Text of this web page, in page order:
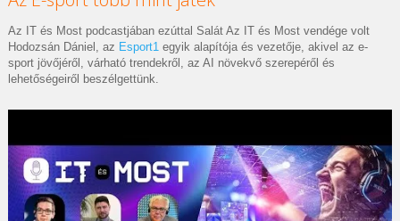
Az IT és Most podcastjában ezúttal Salát Az IT és Most vendége volt
Hodozsán Dániel, az Esport1 egyik alapítója és vezetője, akivel az e-
sport jövőjéről, várható trendekről, az AI növekvő szerepéről és
lehetőségeiről beszélgettünk.